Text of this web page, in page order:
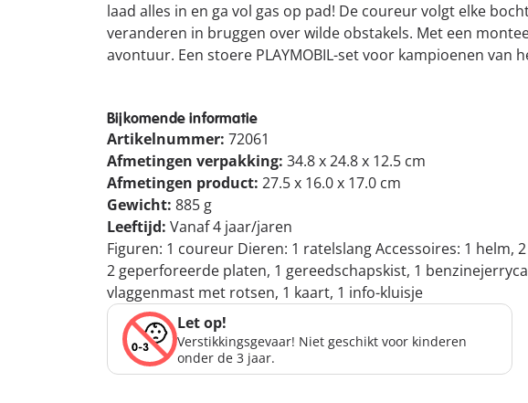
laad alles in en ga vol gas op pad! De coureur volgt elke
veranderen in bruggen over wilde obstakels. Met een
avontuur. Een stoere PLAYMOBIL-set voor kampioenen van
Bijkomende informatie
Artikelnummer: 72061
Afmetingen verpakking: 34.8 x 24.8 x 12.5 cm
Afmetingen product: 27.5 x 16.0 x 17.0 cm
Gewicht: 885 g
Leeftijd: Vanaf 4 jaar/jaren
Figuren: 1 coureur Dieren: 1 ratelslang Accessoires: 1
2 geperforeerde platen, 1 gereedschapskist, 1
vlaggenmast met rotsen, 1 kaart, 1 info-kluisje
Let op!
Verstikkingsgevaar! Niet geschikt voor kinderen
onder de 3 jaar.